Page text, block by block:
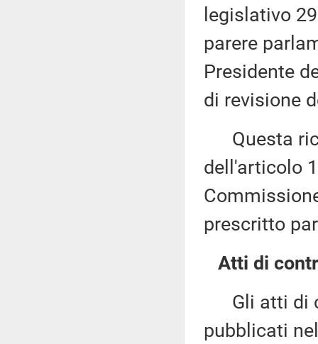
legislativo
parere
Presidente
di revisione
Questa
dell'articolo
prescritto
Atti di
Gli atti di
pubblicati